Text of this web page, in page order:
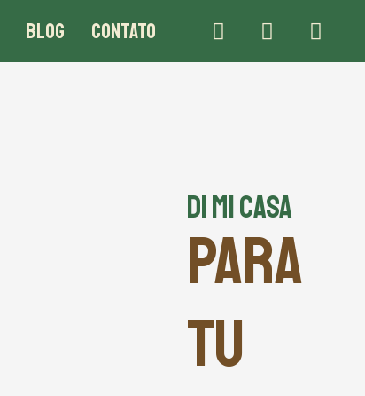
BLOG CONTATO
DI MI CASA
PARA
TU